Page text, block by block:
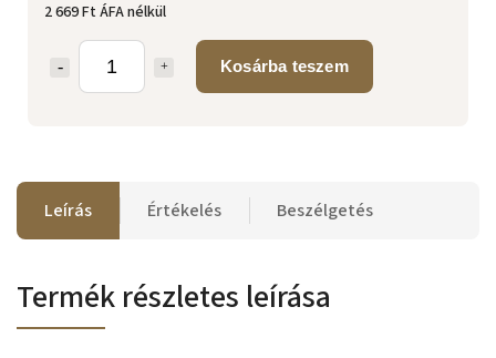
2 669 Ft ÁFA nélkül
Kosárba teszem
Leírás Értékelés Beszélgetés
Termék részletes leírása